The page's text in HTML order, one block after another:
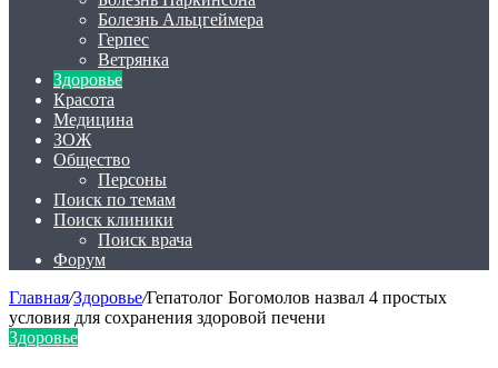
Болезнь Альцгеймера
Герпес
Ветрянка
Здоровье
Красота
Медицина
ЗОЖ
Общество
Персоны
Поиск по темам
Поиск клиники
Поиск врача
Форум
Главная/Здоровье/Гепатолог Богомолов назвал 4 простых
условия для сохранения здоровой печени
Здоровье